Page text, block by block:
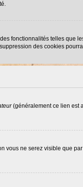
fonctionnalités telles que
des cookies
(généralement ce lien est
vous ne serez visible que